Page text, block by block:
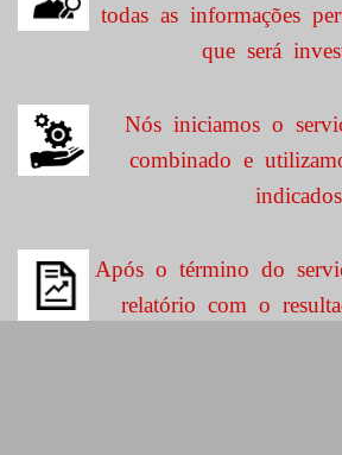
todas as informações
que será
Nós iniciamos o
combinado e
indicados.
Após o término do
relatório com o